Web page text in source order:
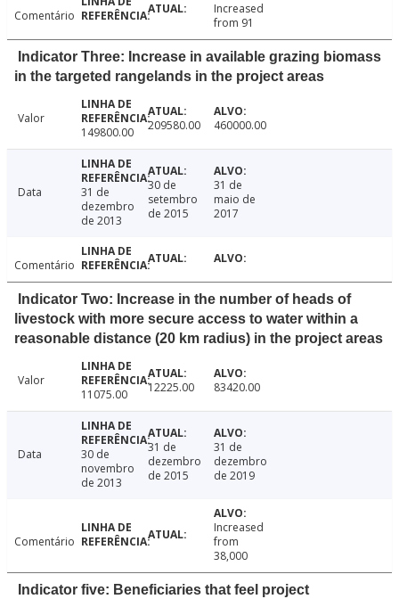
Comentário
Increased
from 91
Indicator Three: Increase in available grazing biomass
in the targeted rangelands in the project areas
Valor
149800.00
209580.00 460000.00
Data
31 de
dezembro
de 2013
30 de
setembro
de 2015
31 de
maio de
2017
Comentário
Indicator Two: Increase in the number of heads of
livestock with more secure access to water within a
reasonable distance (20 km radius) in the project areas
Valor
11075.00
12225.00 83420.00
Data
30 de
novembro
de 2013
31 de
dezembro
de 2015
31 de
dezembro
de 2019
Comentário
Increased
from
38,000
Indicator five: Beneficiaries that feel project